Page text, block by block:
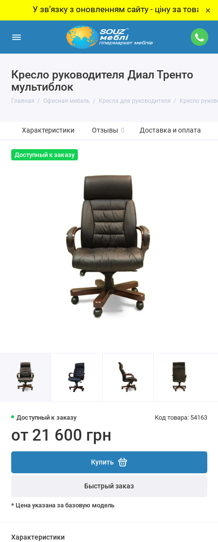
У звʼязку з оновленням сайту - ціну за товар ×
Кресло руководителя Диал Тренто
мультиблок
Главная Офисная мебель Кресла для руководителя Кресло
Характеристики Отзывы 0 Доставка и оплата
Доступный к заказу
Доступный к заказу Код товара: 54163
от 21 600 грн
Купить
Быстрый заказ
* Цена указана за базовую модель
Характеристики